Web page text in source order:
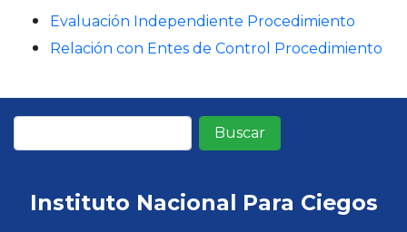
Evaluación Independiente Procedimiento
Relación con Entes de Control Procedimiento
Instituto Nacional Para Ciegos